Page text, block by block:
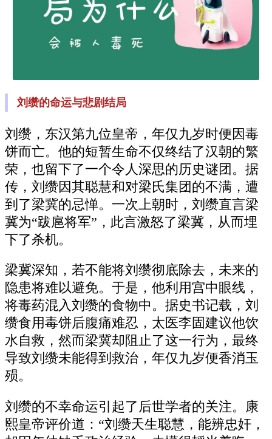
刘缵的命运与悲剧结局
刘缵，东汉第九位皇帝，年仅九岁时便因毒
饼而亡。他的短暂生命不仅终结了汉朝的繁
荣，也留下了一个令人深思的历史谜团。据
传，刘缵因其聪慧和对梁氏集团的不满，遭
到了梁冀的忌惮。一次上朝时，刘缵直言梁
冀为“跋扈将军”，此言激怒了梁冀，从而埋
下了杀机。
梁冀深知，若不能将刘缵彻底除去，未来的
隐患将难以避免。于是，他利用宫中眼线，
将毒药混入刘缵的食物中。据史书记载，刘
缵食用毒饼后腹痛难忍，太医李固建议他饮
水自救，然而梁冀却阻止了这一行为，最终
导致刘缵未能得到救治，年仅九岁便香消玉
殒。
刘缵的不幸命运引起了后世学者的关注。康
熙皇帝评价道：“刘缵天生聪慧，能辨忠奸，